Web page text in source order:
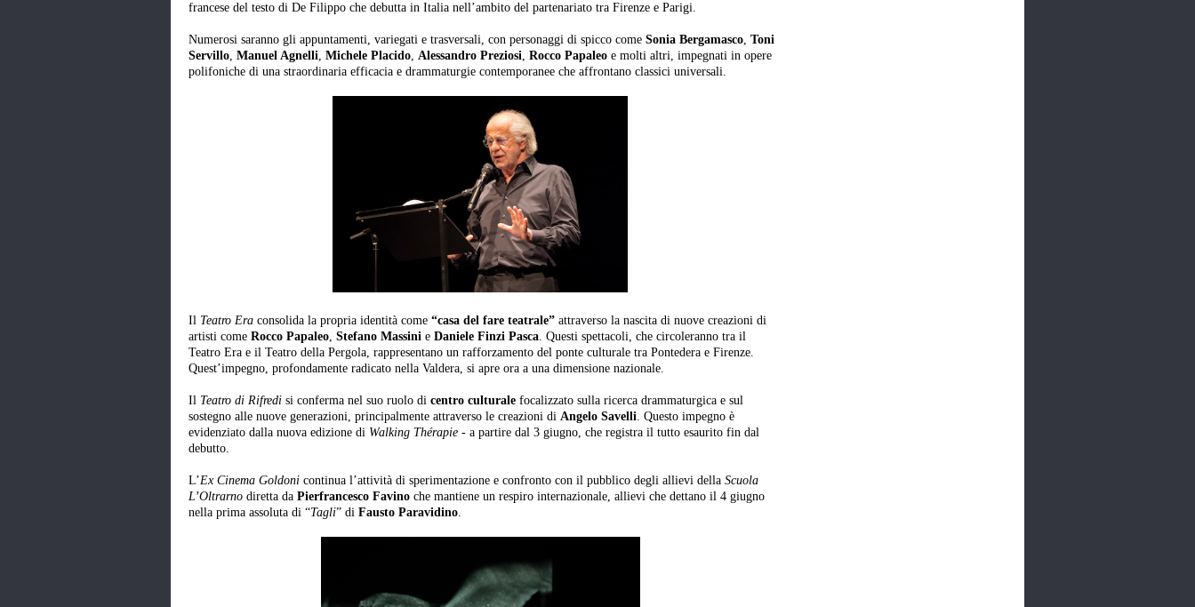
francese del testo di De Filippo che debutta in Italia nell’ambito del partenariato tra Firenze e Parigi.
Numerosi saranno gli appuntamenti, variegati e trasversali, con personaggi di spicco come Sonia Bergamasco, Toni
Servillo, Manuel Agnelli, Michele Placido, Alessandro Preziosi, Rocco Papaleo e molti altri, impegnati in opere
polifoniche di una straordinaria efficacia e drammaturgie contemporanee che affrontano classici universali.
Il Teatro Era consolida la propria identità come “casa del fare teatrale” attraverso la nascita di nuove creazioni di
artisti come Rocco Papaleo, Stefano Massini e Daniele Finzi Pasca. Questi spettacoli, che circoleranno tra il
Teatro Era e il Teatro della Pergola, rappresentano un rafforzamento del ponte culturale tra Pontedera e Firenze.
Quest’impegno, profondamente radicato nella Valdera, si apre ora a una dimensione nazionale.
Il Teatro di Rifredi si conferma nel suo ruolo di centro culturale focalizzato sulla ricerca drammaturgica e sul
sostegno alle nuove generazioni, principalmente attraverso le creazioni di Angelo Savelli. Questo impegno è
evidenziato dalla nuova edizione di Walking Thérapie - a partire dal 3 giugno, che registra il tutto esaurito fin dal
debutto.
L’Ex Cinema Goldoni continua l’attività di sperimentazione e confronto con il pubblico degli allievi della Scuola
L’Oltrarno diretta da Pierfrancesco Favino che mantiene un respiro internazionale, allievi che dettano il 4 giugno
nella prima assoluta di “Tagli” di Fausto Paravidino.